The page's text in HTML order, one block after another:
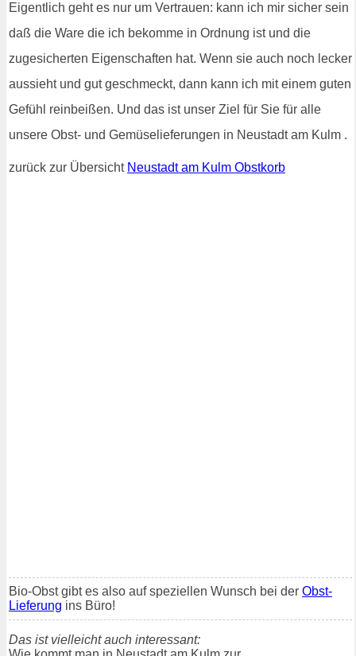
Eigentlich geht es nur um Vertrauen: kann ich mir sicher sein
daß die Ware die ich bekomme in Ordnung ist und die
zugesicherten Eigenschaften hat. Wenn sie auch noch lecker
aussieht und gut geschmeckt, dann kann ich mit einem guten
Gefühl reinbeißen. Und das ist unser Ziel für Sie für alle
unsere Obst- und Gemüselieferungen in Neustadt am Kulm .
zurück zur Übersicht Neustadt am Kulm Obstkorb
Bio-Obst gibt es also auf speziellen Wunsch bei der Obst-
Lieferung ins Büro!
Das ist vielleicht auch interessant: